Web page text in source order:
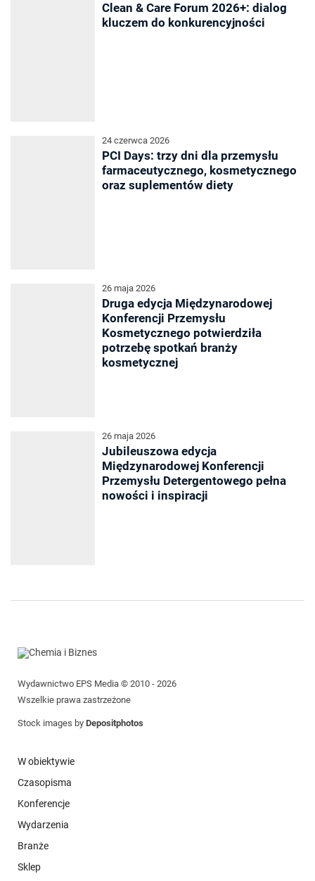
Clean & Care Forum 2026+: dialog
kluczem do konkurencyjności
24 czerwca 2026
PCI Days: trzy dni dla przemysłu
farmaceutycznego, kosmetycznego
oraz suplementów diety
26 maja 2026
Druga edycja Międzynarodowej
Konferencji Przemysłu
Kosmetycznego potwierdziła
potrzebę spotkań branży
kosmetycznej
26 maja 2026
Jubileuszowa edycja
Międzynarodowej Konferencji
Przemysłu Detergentowego pełna
nowości i inspiracji
Wydawnictwo EPS Media © 2010 - 2026
Wszelkie prawa zastrzeżone
Stock images by Depositphotos
W obiektywie
Czasopisma
Konferencje
Wydarzenia
Branże
Sklep